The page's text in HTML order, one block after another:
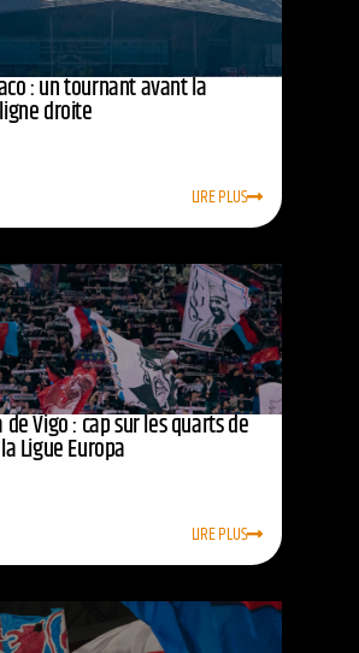
: un tournant avant la
droite
LIRE PLUS
de Vigo : cap sur les quarts de
Ligue Europa
LIRE PLUS